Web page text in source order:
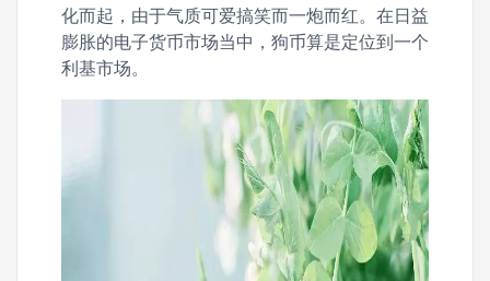
化而起，由于气质可爱搞笑而一炮而红。在日益
膨胀的电子货币市场当中，狗币算是定位到一个
利基市场。